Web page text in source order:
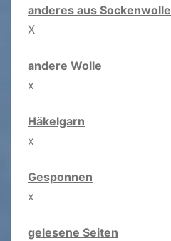
anderes aus Sockenwolle
X
andere Wolle
x
Häkelgarn
x
Gesponnen
x
gelesene Seiten